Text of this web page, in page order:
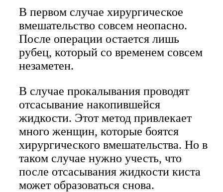
В первом случае хирургическое
вмешательство совсем неопасно.
После операции остается лишь
рубец, который со временем совсем
незаметен.
В случае прокалывания проводят
отсасывание накопившейся
жидкости. Этот метод привлекает
много женщин, которые боятся
хирургического вмешательства. Но в
таком случае нужно учесть, что
после отсасывания жидкости киста
может образоваться снова.